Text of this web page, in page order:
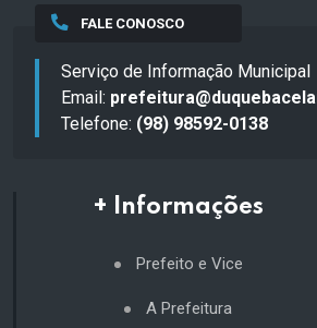
FALE CONOSCO
Serviço de Informação Municipal
Email:
Telefone: (98) 98592-0138
+ Informações
Prefeito e Vice
A Prefeitura